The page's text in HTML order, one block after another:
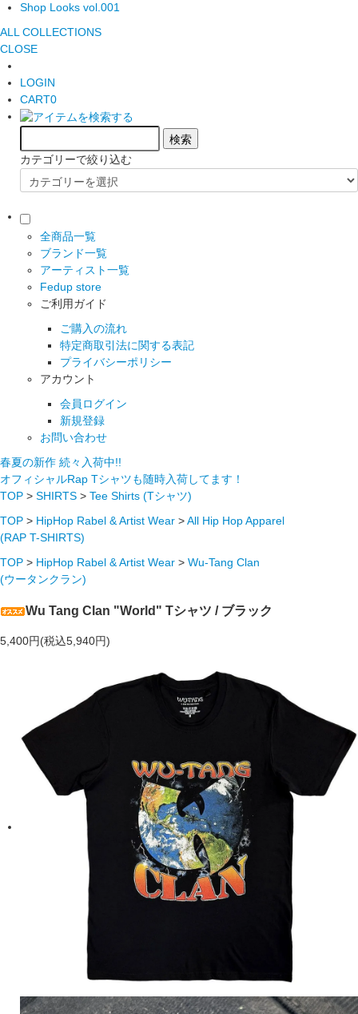
Shop Looks vol.001
ALL COLLECTIONS
CLOSE
LOGIN
CART0
カテゴリーで絞り込む
全商品一覧
ブランド一覧
アーティスト一覧
Fedup store
ご利用ガイド
ご購入の流れ
特定商取引法に関する表記
プライバシーポリシー
アカウント
会員ログイン
新規登録
お問い合わせ
春夏の新作 続々入荷中!!
オフィシャルRap Tシャツも随時入荷してます！
TOP > SHIRTS > Tee Shirts (Tシャツ)
TOP > HipHop Rabel & Artist Wear >All Hip Hop Apparel
(RAP T-SHIRTS)
TOP > HipHop Rabel & Artist Wear > Wu-Tang Clan
(ウータンクラン)
Wu Tang Clan "World" Tシャツ / ブラック
5,400円(税込5,940円)